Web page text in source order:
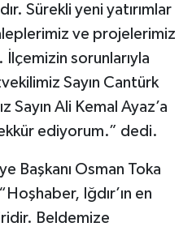
Sürekli yeni yatırımlar
ve projelerimiz
sorunlarıyla
Sayın Cantürk
Sayın Ali Kemal Ayaz’a
ediyorum.” dedi.
Başkanı Osman Toka
Iğdır’ın en
Beldemize